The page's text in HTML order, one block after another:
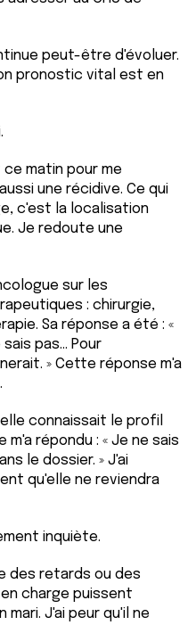
peut-être d'évoluer.
pronostic vital est en
ce matin pour me
une récidive. Ce qui
c'est la localisation
Je redoute une
sur les
: chirurgie,
Sa réponse a été : «
pas… Pour
» Cette réponse m'a
connaissait le profil
m'a répondu : « Je ne sais
le dossier. » J'ai
qu'elle ne reviendra
inquiète.
des retards ou des
charge puissent
mari. J'ai peur qu'il ne